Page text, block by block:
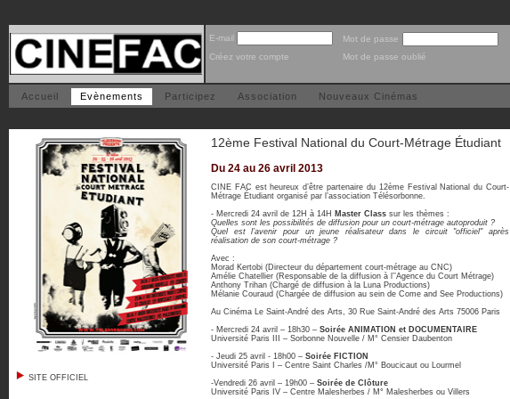
E-mail
Mot de passe
Créez votre compte
Mot de passe oublié
Accueil Evènements Participez Association Nouveaux Cinémas
SITE OFFICIEL
12ème Festival National du Court-Métrage Étudiant
Du 24 au 26 avril 2013
CINE FAC est heureux d’être partenaire du 12ème Festival National du Court-
Métrage Étudiant organisé par l’association Télésorbonne.
- Mercredi 24 avril de 12H à 14H Master Class sur les thèmes :
Quelles sont les possibilités de diffusion pour un court-métrage autoproduit ?
Quel est l’avenir pour un jeune réalisateur dans le circuit "officiel" après
réalisation de son court-métrage ?
Avec :
Morad Kertobi (Directeur du département court-métrage au CNC)
Amélie Chatellier (Responsable de la diffusion à l’’Agence du Court Métrage)
Anthony Trihan (Chargé de diffusion à la Luna Productions)
Mélanie Couraud (Chargée de diffusion au sein de Come and See Productions)
Au Cinéma Le Saint-André des Arts, 30 Rue Saint-André des Arts 75006 Paris
- Mercredi 24 avril – 18h30 – Soirée ANIMATION et DOCUMENTAIRE
Université Paris III – Sorbonne Nouvelle / M° Censier Daubenton
- Jeudi 25 avril - 18h00 – Soirée FICTION
Université Paris I – Centre Saint Charles /M° Boucicaut ou Lourmel
-Vendredi 26 avril – 19h00 – Soirée de Clôture
Université Paris IV – Centre Malesherbes / M° Malesherbes ou Villers